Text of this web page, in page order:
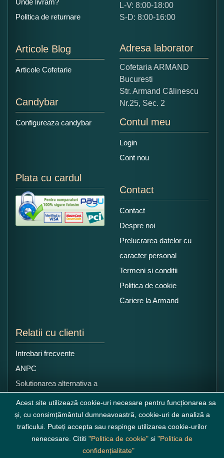
Ce nota acordati acestui produs?
5
Copiati alaturi numarul din imagine:
Politica de returnare
Articole Blog
Articole Cofetarie
Candybar
Configureaza candybar
L-V: 8:00-18:00
S-D: 8:00-16:00
Adresa laborator
Cofetaria ARMAND
Bucuresti
Str. Armand Călinescu
Nr.25, Sec. 2
Contul meu
Login
Cont nou
Plata cu cardul
Contact
Contact
Despre noi
Prelucrarea datelor cu
caracter personal
Termeni si conditii
Politica de cookie
Cariere la Armand
Relatii cu clienti
Intrebari frecvente
ANPC
Solutionarea alternativa a
litigiilor
Acest site utilizează cookie-uri necesare pentru funcționarea sa
și, cu consimțământul dumneavoastră, cookie-uri de analiză a
traficului. Puteți accepta sau respinge utilizarea cookie-urilor
nenecesare. Cititi "Politica de cookie" si "Politica de
confidențialitate"